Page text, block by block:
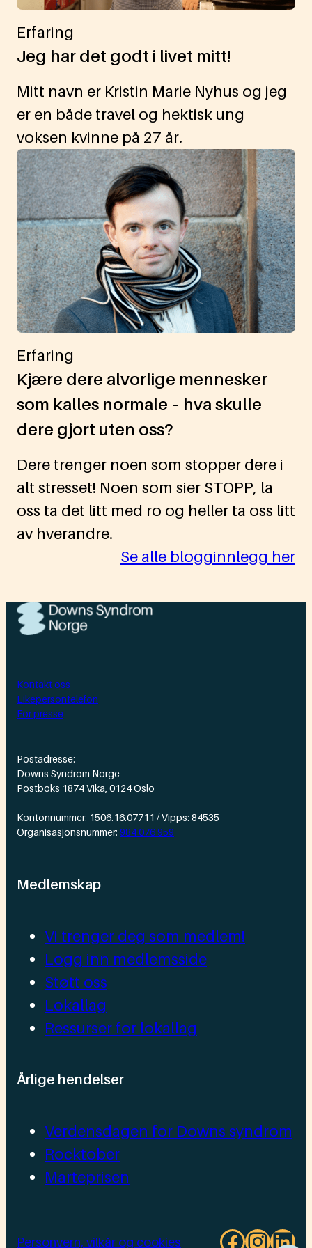
Erfaring
Jeg har det godt i livet mitt!
Mitt navn er Kristin Marie Nyhus og jeg
er en både travel og hektisk ung
voksen kvinne på 27 år.
Erfaring
Kjære dere alvorlige mennesker
som kalles normale – hva skulle
dere gjort uten oss?
Dere trenger noen som stopper dere i
alt stresset! Noen som sier STOPP, la
oss ta det litt med ro og heller ta oss litt
av hverandre.
Se alle blogginnlegg her
Kontakt oss
Likepersontelefon
For presse
Postadresse:
Downs Syndrom Norge
Postboks 1874 Vika, 0124 Oslo
Kontonnummer: 1506.16.07711 / Vipps: 84535
Organisasjonsnummer: 984 076 959
Medlemskap
Vi trenger deg som medlem!
Logg inn medlemsside
Støtt oss
Lokallag
Ressurser for lokallag
Årlige hendelser
Verdensdagen for Downs syndrom
Rocktober
Marteprisen
Personvern, vilkår og cookies